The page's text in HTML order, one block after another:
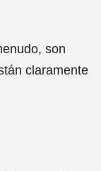
son
claramente